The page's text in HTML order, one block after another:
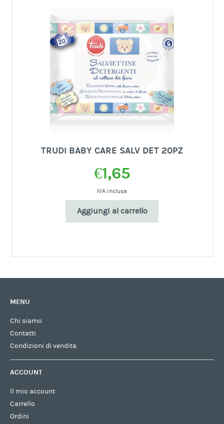
CH SPUGNA ULTRASSORBENTE
€8,49
IVA inclusa
Aggiungi al carrello
MENU
Chi siamo
Contatti
Condizioni di vendita
ACCOUNT
Il mio account
Carrello
Ordini